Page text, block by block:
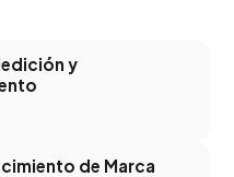
y
de Marca